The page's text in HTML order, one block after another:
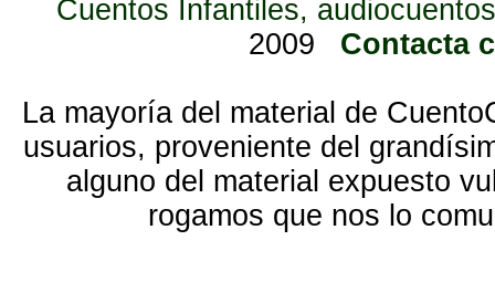
Cuentos Infantiles,
2009
Contacta
La mayoría del material de
usuarios, proveniente del
alguno del material expuesto
rogamos que nos lo